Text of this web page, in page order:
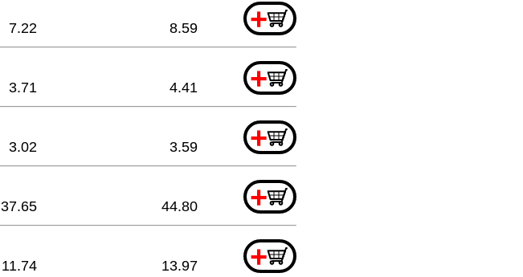
+
7.22 8.59
+
3.71 4.41
+
3.02 3.59
+
37.65 44.80
+
11.74 13.97